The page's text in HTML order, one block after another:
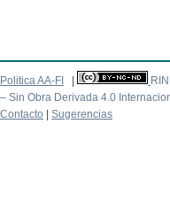
Politica AA-FI
– Sin Obra Derivada 4.0
Contacto
Sugerencias